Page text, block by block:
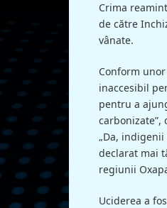
Crima
de către
vânate.
Conform
inaccesibil
pentru a
carbonizate”,
„Da,
declarat mai
regiunii
Uciderea a